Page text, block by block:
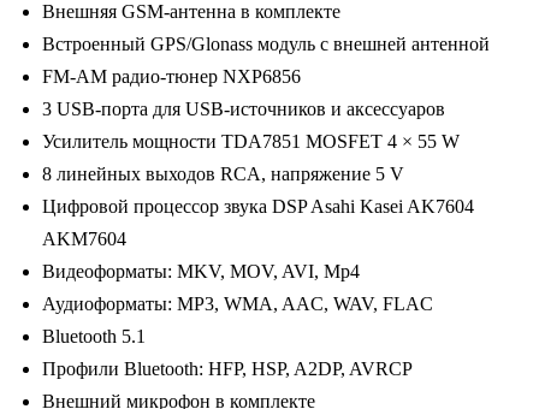
2000x1200,
Bluetooth,
wi-
fi,
4G
LTE,
DSP,
128Gb,
размер
экрана
9,5
Внешняя GSM-антенна в комплекте
Встроенный GPS/Glonass модуль с внешней антенной
FM-AM радио-тюнер NXP6856
3 USB-порта для USB-источников и аксессуаров
Усилитель мощности TDA7851 MOSFET 4 × 55 W
8 линейных выходов RCA, напряжение 5 V
Цифровой процессор звука DSP Asahi Kasei AK7604
AKM7604
Видеоформаты: MKV, MOV, AVI, Mp4
Аудиоформаты: MP3, WMA, AAC, WAV, FLAC
Bluetooth 5.1
Профили Bluetooth: HFP, HSP, A2DP, AVRCP
Внешний микрофон в комплекте